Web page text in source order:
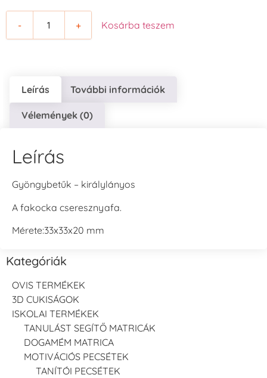
- + Kosárba teszem
Leírás További információk
Vélemények (0)
Leírás
Gyöngybetűk – királylányos
A fakocka cseresznyafa.
Mérete:33x33x20 mm
Kategóriák
OVIS TERMÉKEK
3D CUKISÁGOK
ISKOLAI TERMÉKEK
TANULÁST SEGÍTŐ MATRICÁK
DOGAMÉM MATRICA
MOTIVÁCIÓS PECSÉTEK
TANÍTÓI PECSÉTEK